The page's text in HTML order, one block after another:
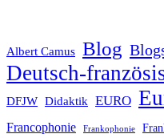
Albert Camus Blog
Deutsch-
DFJW Didaktik EURO
Francophonie Frankophonie